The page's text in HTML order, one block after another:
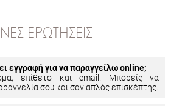
ΕΡΩΤΉΣΕΙΣ
εγγραφή για να παραγγείλω online;
επίθετο και email. Μπορείς να
σου και σαν απλός επισκέπτης.